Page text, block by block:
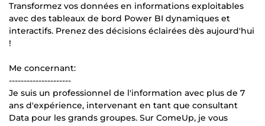
Transformez vos données en informations exploitables
avec des tableaux de bord Power BI dynamiques et
interactifs. Prenez des décisions éclairées dès aujourd'hui
!
Me concernant:
---------------------
Je suis un professionnel de l'information avec plus de 7
ans d'expérience, intervenant en tant que consultant
Data pour les grands groupes. Sur ComeUp, je vous